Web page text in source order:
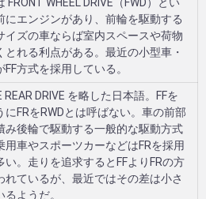
にエンジンがあり、前輪を駆動する
イズの車ならば室内スペースや荷物
とれる利点がある。最近の小型車・
方式を採用している。
REAR DRIVE を略した日本語。FFを
にFRをRWDとは呼ばない。車の前部
み後輪で駆動する一般的な駆動方式
用車やスポーツカーなどはFRを採用
い。走りを追求するとFFよりFRの方
れているが、最近ではその差は小さ
ようだ。